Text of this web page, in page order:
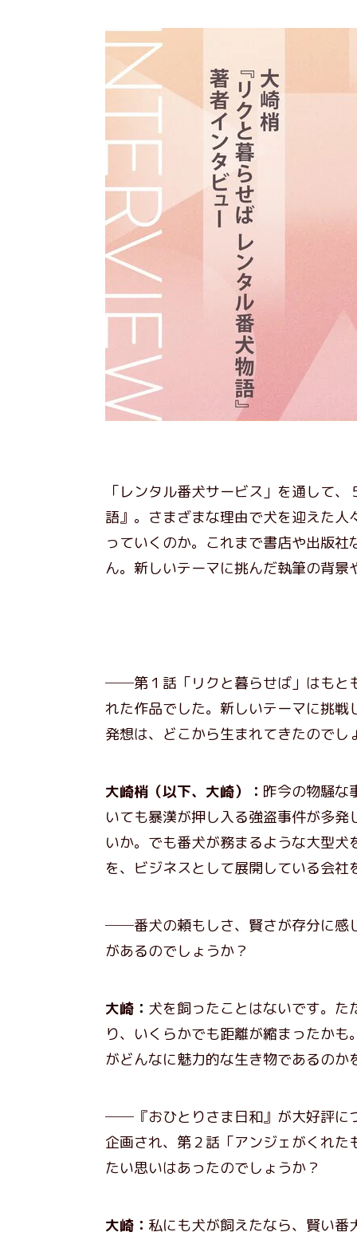
「レンタル番犬サービス」を通して
語』。さまざまな理由で犬を迎えた
っていくのか。これまで書店や出版
ん。新しいテーマに挑んだ執筆の背
──第１話「リクと暮らせば」はもと
れた作品でした。新しいテーマに挑
発想は、どこから生まれてきたのでし
大崎梢（以下、大崎）： 昨今の物騒な
いても暴漢が押し入る強盗事件が多
いか。でも番犬が務まるような大型
を、ビジネスとして展開している会社
──番犬の頼もしさ、賢さが存分に感
があるのでしょうか？
大崎 ： 犬を飼ったことはないです。
り、いくらかでも距離が縮まったか
がどんなに魅力的な生き物であるの
──『おひとりさま日和』が大好評に
企画され、第２話「アンジェがくれ
たい思いはあったのでしょうか？
大崎： 私にも犬が飼えたなら、賢い